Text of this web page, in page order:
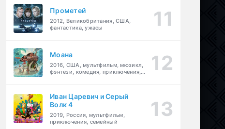
Прометей
2012, Великобритания, США,
фантастика, ужасы
Моана
2016, США, мультфильм, мюзикл,
фэнтези, комедия, приключения,
Иван Царевич и Серый
Волк 4
2019, Россия, мультфильм,
приключения, семейный